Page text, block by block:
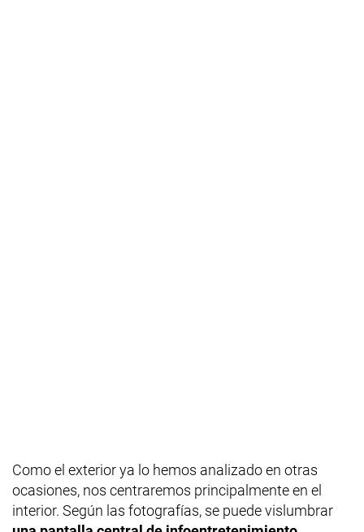
Como el exterior ya lo hemos analizado en otras
ocasiones, nos centraremos principalmente en el
interior. Según las fotografías, se puede vislumbrar